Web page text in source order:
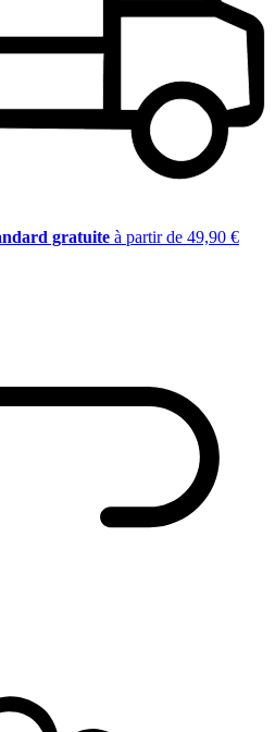
gratuite à partir de 49,90 €